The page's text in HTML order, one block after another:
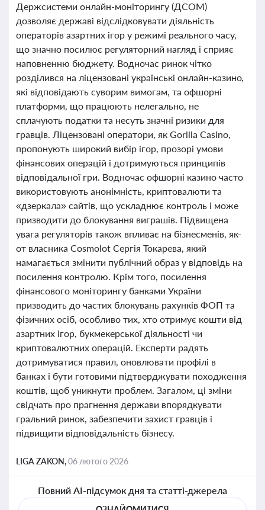
Держсистеми онлайн-моніторингу (ДСОМ)
дозволяє державі відслідковувати діяльність
операторів азартних ігор у режимі реального часу,
що значно посилює регуляторний нагляд і сприяє
наповненню бюджету. Водночас ринок чітко
розділився на ліцензовані українські онлайн-казино,
які відповідають суворим вимогам, та офшорні
платформи, що працюють нелегально, не
сплачують податки та несуть значні ризики для
гравців. Ліцензовані оператори, як Gorilla Casino,
пропонують широкий вибір ігор, прозорі умови
фінансових операцій і дотримуються принципів
відповідальної гри. Водночас офшорні казино часто
використовують анонімність, криптовалюти та
«дзеркала» сайтів, що ускладнює контроль і може
призводити до блокування виграшів. Підвищена
увага регуляторів також впливає на бізнесменів, як-
от власника Cosmolot Сергія Токарева, який
намагається змінити публічний образ у відповідь на
посилення контролю. Крім того, посилення
фінансового моніторингу банками України
призводить до частих блокувань рахунків ФОП та
фізичних осіб, особливо тих, хто отримує кошти від
азартних ігор, букмекерської діяльності чи
криптовалютних операцій. Експерти радять
дотримуватися правил, оновлювати профілі в
банках і бути готовими підтверджувати походження
коштів, щоб уникнути проблем. Загалом, ці зміни
свідчать про прагнення держави впорядкувати
гральний ринок, забезпечити захист гравців і
підвищити відповідальність бізнесу.
LIGA ZAKON,06 лютого 2026
Повний AI-підсумок дня та статті-джерела